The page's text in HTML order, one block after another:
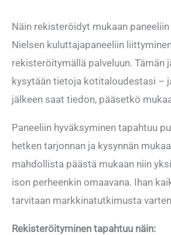
Näin rekisteröidyt mukaan paneeliin
Nielsen kuluttajapaneeliin
rekisteröitymällä palveluun. Tämän
kysytään tietoja kotitaloudestasi –
jälkeen saat tiedon, pääsetkö
Paneeliin hyväksyminen tapahtuu
hetken tarjonnan ja kysynnän
mahdollista päästä mukaan niin
ison perheenkin omaavana. Ihan
tarvitaan markkinatutkimusta
Rekisteröityminen tapahtuu näin: